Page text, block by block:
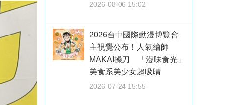
2026-08-06 15:02
2026台中國際動漫博覽會
主視覺公布！人氣繪師
MAKAI操刀 「漫味食光」
美食系美少女超吸睛
2026-07-24 15:55